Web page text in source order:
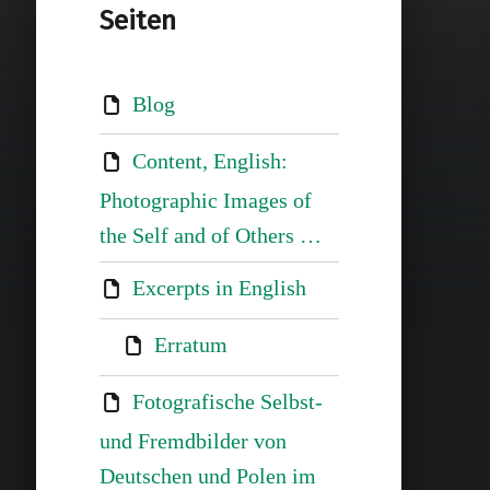
Seiten
Blog
Content, English:
Photographic Images of
the Self and of Others …
Excerpts in English
Erratum
Fotografische Selbst-
und Fremdbilder von
Deutschen und Polen im